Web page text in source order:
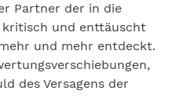
Partner der in die
und enttäuscht
und mehr entdeckt.
des Versagens der